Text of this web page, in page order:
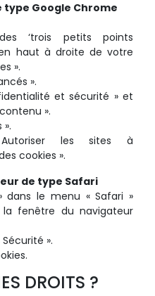
Google Chrome
‘trois petits points
haut à droite de votre
».
».
et sécurité » et
».
les sites à
cookies ».
de type Safari
dans le menu « Safari »
fenêtre du navigateur
».
DROITS ?